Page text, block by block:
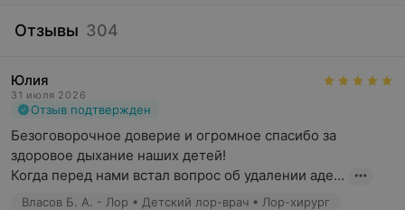
Отзывы 304
Юлия
31 июля 2026
Отзыв подтвержден
Безоговорочное доверие и огромное спасибо за
здоровое дыхание наших детей!
Когда перед нами встал вопрос об удалении аде...
Власов Б. А. - Лор • Детский лор-врач • Лор-хирург